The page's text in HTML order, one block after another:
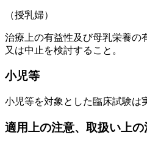
（授乳婦）
治療上の有益性及び母乳栄養の
又は中止を検討すること。
小児等
小児等を対象とした臨床試験は
適用上の注意、取扱い上の